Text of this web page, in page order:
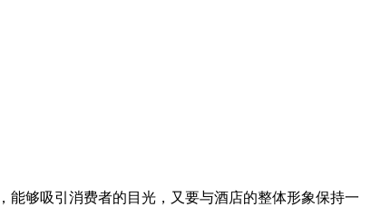
能够吸引消费者的目光，又要与酒店的整体形象保持一